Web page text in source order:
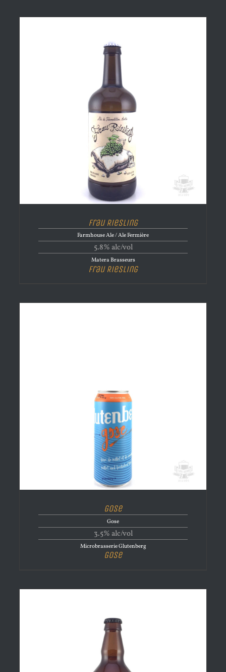
Frau Riesling
Farmhouse Ale / Ale Fermière
5.8% alc/vol
Matera Brasseurs
Frau Riesling
Gose
Gose
3.5% alc/vol
Microbrasserie Glutenberg
Gose